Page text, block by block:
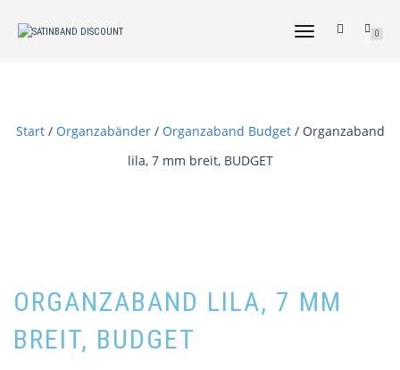
NAVIGATION
0
Start/ Organzabänder/ Organzaband Budget/ Organzaband
lila, 7 mm breit, BUDGET
ORGANZABAND LILA, 7 MM
BREIT, BUDGET